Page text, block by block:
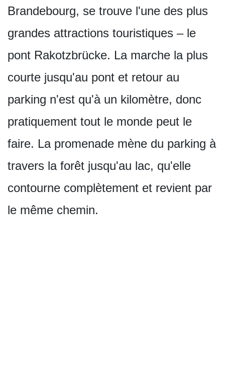
Brandebourg, se trouve l'une des plus
grandes attractions touristiques – le
pont Rakotzbrücke. La marche la plus
courte jusqu'au pont et retour au
parking n'est qu'à un kilomètre, donc
pratiquement tout le monde peut le
faire. La promenade mène du parking à
travers la forêt jusqu'au lac, qu'elle
contourne complètement et revient par
le même chemin.